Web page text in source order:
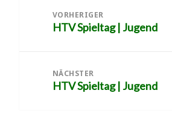
VORHERIGER
Vorheriger
HTV Spieltag | Jugend
NÄCHSTER
Nächster
HTV Spieltag | Jugend